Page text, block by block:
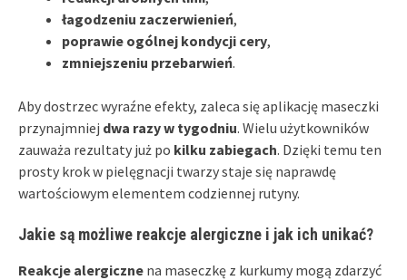
łagodzeniu zaczerwienień,
poprawie ogólnej kondycji cery,
zmniejszeniu przebarwień.
Aby dostrzec wyraźne efekty, zaleca się aplikację maseczki
przynajmniej dwa razy w tygodniu. Wielu użytkowników
zauważa rezultaty już po kilku zabiegach. Dzięki temu ten
prosty krok w pielęgnacji twarzy staje się naprawdę
wartościowym elementem codziennej rutyny.
Jakie są możliwe reakcje alergiczne i jak ich unikać?
Reakcje alergiczne na maseczkę z kurkumy mogą zdarzyć